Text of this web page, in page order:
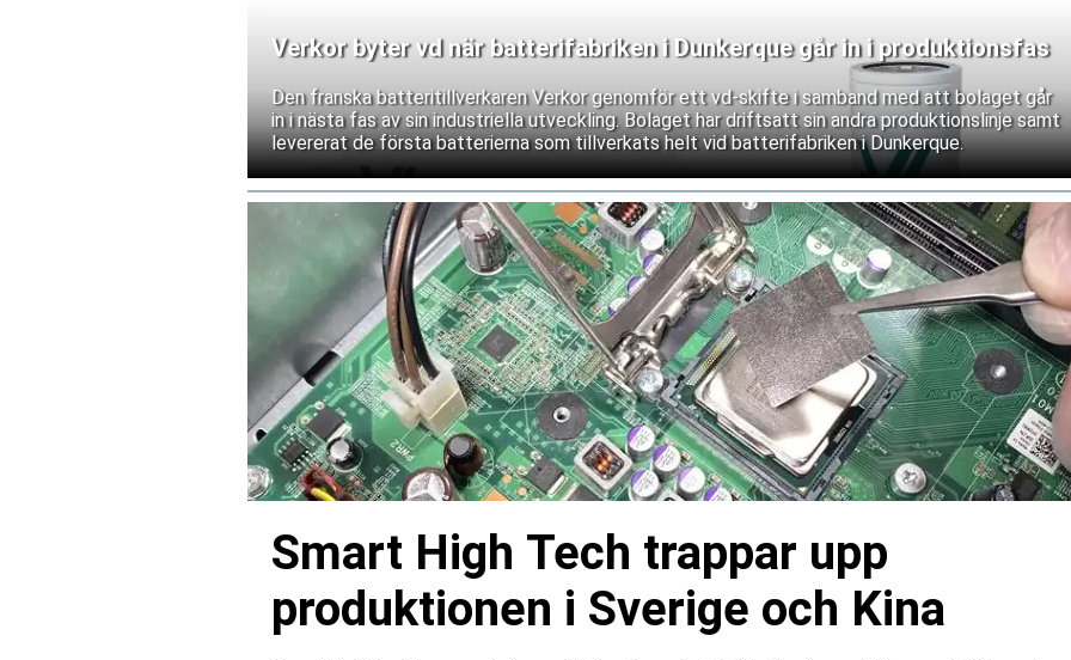
Verkor byter vd när batterifabriken i Dunkerque går in i produktionsfas
Den franska batteritillverkaren Verkor genomför ett vd-skifte i samband med att bolaget går
in i nästa fas av sin industriella utveckling. Bolaget har driftsatt sin andra produktionslinje samt
levererat de första batterierna som tillverkats helt vid batterifabriken i Dunkerque.
Smart High Tech trappar upp
produktionen i Sverige och Kina